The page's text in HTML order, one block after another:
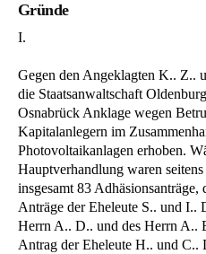
Gründe
I.
Gegen den Angeklagten K.. Z..
die Staatsanwaltschaft
Osnabrück Anklage wegen
Kapitalanlegern im
Photovoltaikanlagen erhoben.
Hauptverhandlung waren
insgesamt 83
Anträge der Eheleute S.. und I..
Herrn A.. D.. und des Herrn A..
Antrag der Eheleute H.. und C..